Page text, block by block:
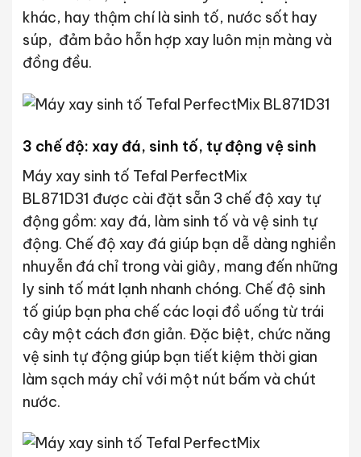
khác, hay thậm chí là sinh tố, nước sốt hay
súp, đảm bảo hỗn hợp xay luôn mịn màng và
đồng đều.
3 chế độ: xay đá, sinh tố, tự động vệ sinh
Máy xay sinh tố Tefal PerfectMix
BL871D31 được cài đặt sẵn 3 chế độ xay tự
động gồm: xay đá, làm sinh tố và vệ sinh tự
động. Chế độ xay đá giúp bạn dễ dàng nghiền
nhuyễn đá chỉ trong vài giây, mang đến những
ly sinh tố mát lạnh nhanh chóng. Chế độ sinh
tố giúp bạn pha chế các loại đồ uống từ trái
cây một cách đơn giản. Đặc biệt, chức năng
vệ sinh tự động giúp bạn tiết kiệm thời gian
làm sạch máy chỉ với một nút bấm và chút
nước.